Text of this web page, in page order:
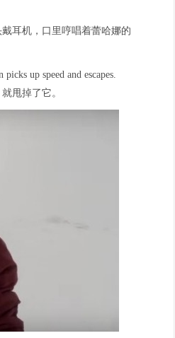
耳机，口里哼唱着蕾哈娜的
up speed and escapes.
甩掉了它。